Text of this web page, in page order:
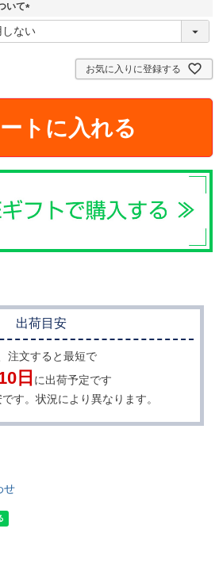
いて
(
必
お気に入りに登録する
トに入れる
出荷目安
注文すると最短で
日 に出荷予定です
す。状況により異なります。
せ